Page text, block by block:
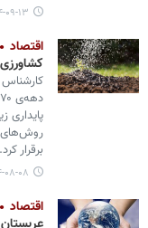
۱۴۰۴-۰۹-
اقتصاد
کشاورزی
پایداری
روش‌های
برقرار کرد.
۱۴۰۴-۰۸-
اقتصاد